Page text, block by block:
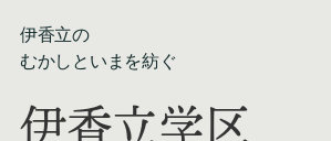
伊香立の
むかしといまを紡ぐ
伊香立学区